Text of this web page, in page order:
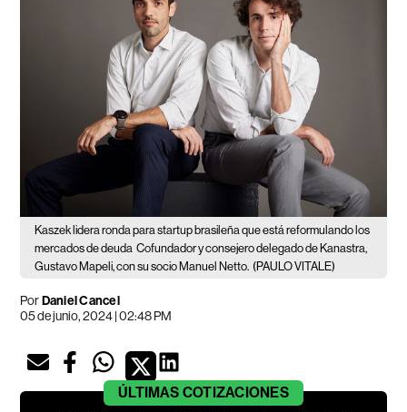
Kaszek lidera ronda para startup brasileña que está reformulando los
mercados de deuda Cofundador y consejero delegado de Kanastra,
Gustavo Mapeli, con su socio Manuel Netto. (PAULO VITALE)
PorDaniel Cancel
05 de junio, 2024 | 02:48 PM
ÚLTIMAS COTIZACIONES